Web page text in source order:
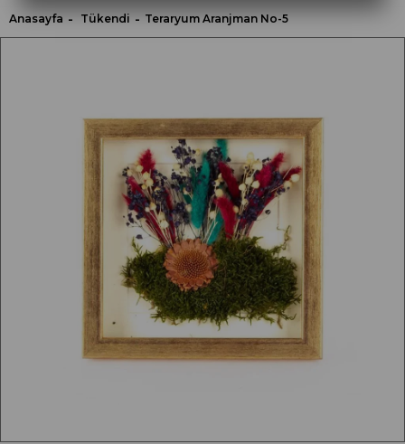
Anasayfa Tükendi Teraryum Aranjman No-5